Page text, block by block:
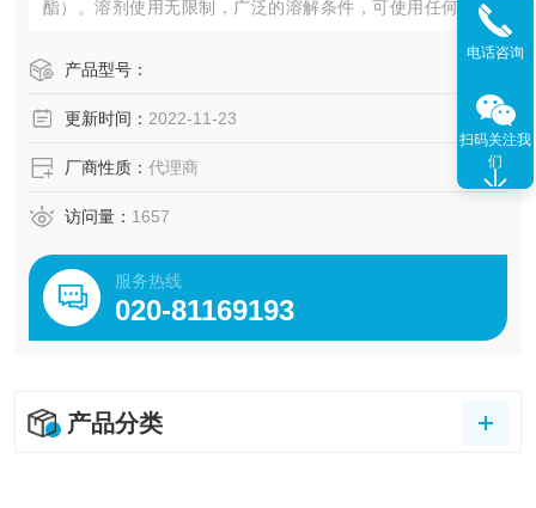
酯）。溶剂使用无限制，广泛的溶解条件，可使用任何互溶
产品型号：
更新时间： 2022-11-23
厂商性质： 代理商
访问量： 1657
服务热线
020-81169193
产品分类
电话咨询
扫码关注我
们